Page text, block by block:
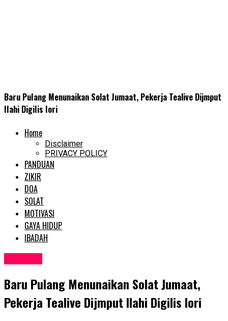
Baru PuIang Menunaikan Solat Jumaat, Pekerja Tealive Dijmput
IIahi DigiIis Iori
Home
Disclaimer
PRIVACY POLICY
PANDUAN
ZIKIR
DOA
SOLAT
MOTIVASI
GAYA HIDUP
IBADAH
Baru PuIang Menunaikan Solat Jumaat,
Pekerja Tealive Dijmput IIahi DigiIis Iori